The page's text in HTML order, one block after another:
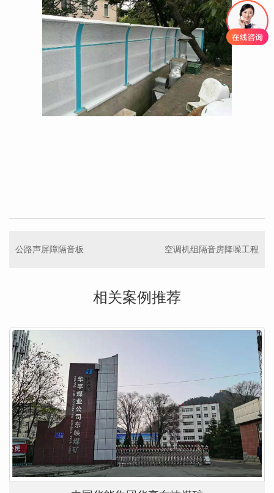
公路声屏障隔音板 空调机组隔音房降噪工程
相关案例推荐